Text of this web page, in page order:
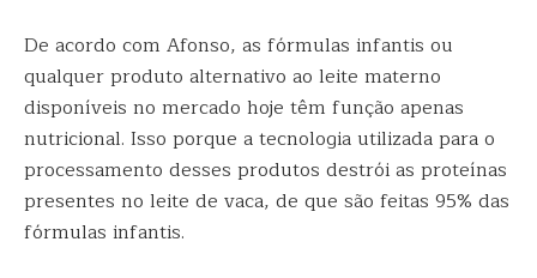
De acordo com Afonso, as fórmulas infantis ou
qualquer produto alternativo ao leite materno
disponíveis no mercado hoje têm função apenas
nutricional. Isso porque a tecnologia utilizada para o
processamento desses produtos destrói as proteínas
presentes no leite de vaca, de que são feitas 95% das
fórmulas infantis.